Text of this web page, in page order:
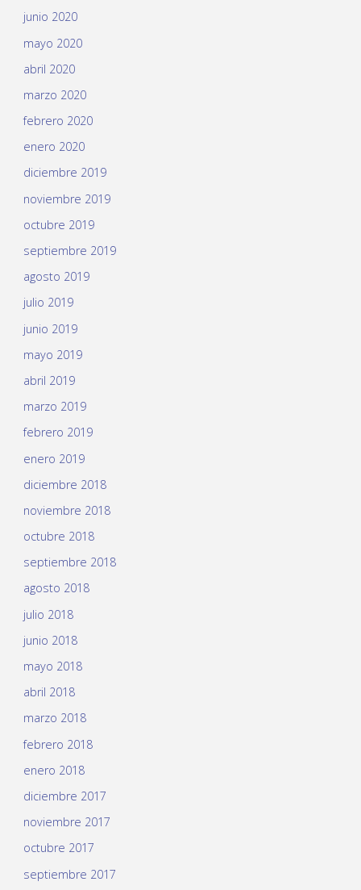
junio 2020
mayo 2020
abril 2020
marzo 2020
febrero 2020
enero 2020
diciembre 2019
noviembre 2019
octubre 2019
septiembre 2019
agosto 2019
julio 2019
junio 2019
mayo 2019
abril 2019
marzo 2019
febrero 2019
enero 2019
diciembre 2018
noviembre 2018
octubre 2018
septiembre 2018
agosto 2018
julio 2018
junio 2018
mayo 2018
abril 2018
marzo 2018
febrero 2018
enero 2018
diciembre 2017
noviembre 2017
octubre 2017
septiembre 2017